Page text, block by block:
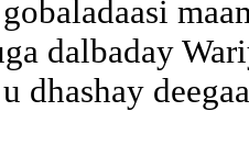
dalbaday
dhashay